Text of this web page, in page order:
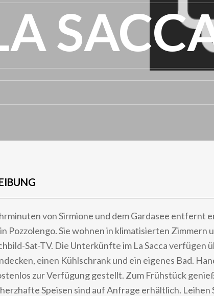
von Sirmione und dem Gardasee entfernt
Pozzolengo. Sie wohnen in klimatisierten Zimmern
Sat-TV. Die Unterkünfte im La Sacca verfügen
einen Kühlschrank und ein eigenes Bad.
zur Verfügung gestellt. Zum Frühstück
Speisen sind auf Anfrage erhältlich. Leihen